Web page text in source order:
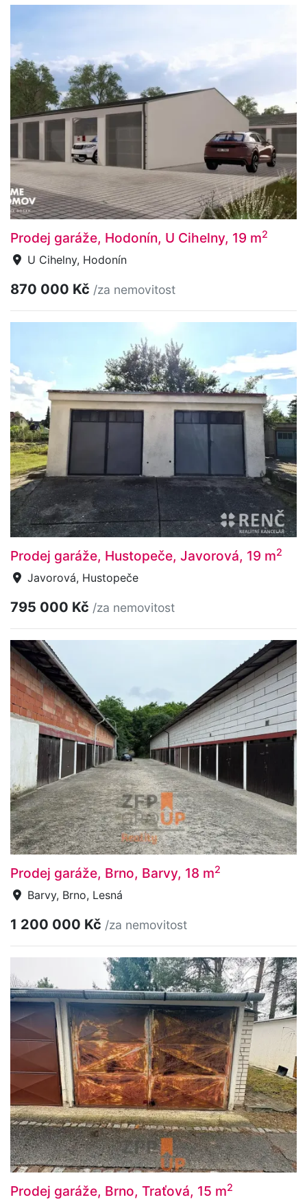
Prodej garáže, Hodonín, U Cihelny, 19 m2
U Cihelny, Hodonín
870 000 Kč /za nemovitost
Prodej garáže, Hustopeče, Javorová, 19 m2
Javorová, Hustopeče
795 000 Kč /za nemovitost
Prodej garáže, Brno, Barvy, 18 m2
Barvy, Brno, Lesná
1 200 000 Kč /za nemovitost
Prodej garáže, Brno, Traťová, 15 m2